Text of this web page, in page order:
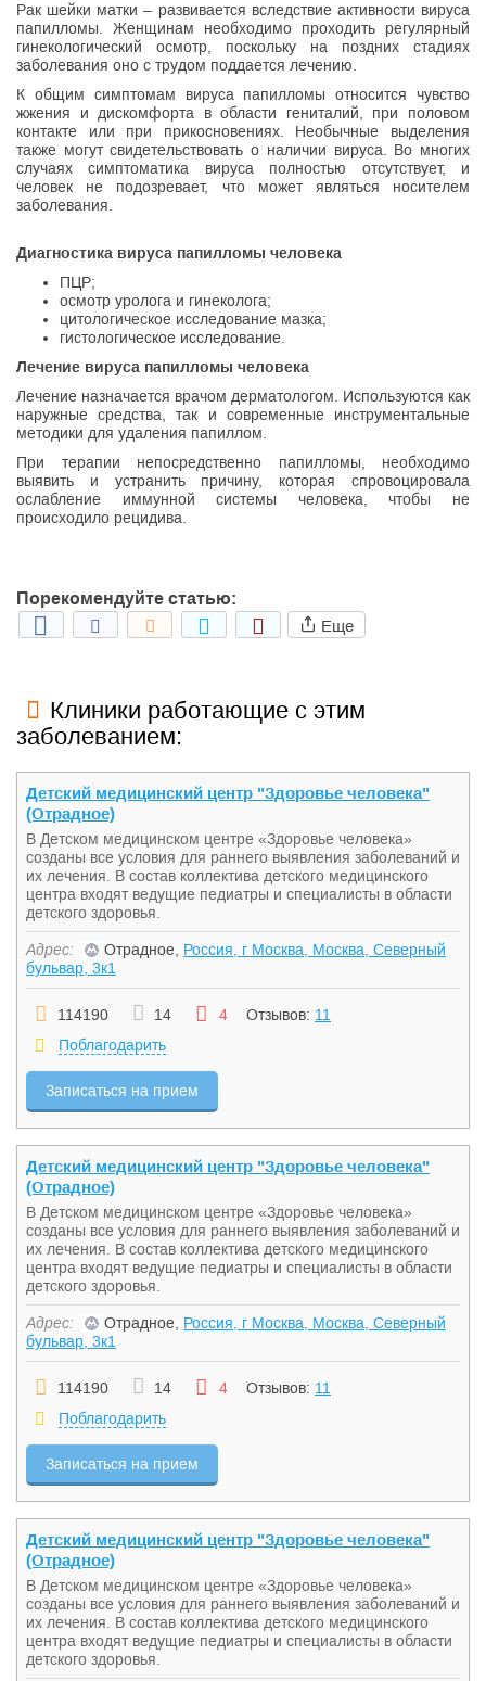
Рак шейки матки – развивается вследствие активности вируса
папилломы. Женщинам необходимо проходить регулярный
гинекологический осмотр, поскольку на поздних стадиях
заболевания оно с трудом поддается лечению.
К общим симптомам вируса папилломы относится чувство
жжения и дискомфорта в области гениталий, при половом
контакте или при прикосновениях. Необычные выделения
также могут свидетельствовать о наличии вируса. Во многих
случаях симптоматика вируса полностью отсутствует, и
человек не подозревает, что может являться носителем
заболевания.
Диагностика вируса папилломы человека
ПЦР;
осмотр уролога и гинеколога;
цитологическое исследование мазка;
гистологическое исследование.
Лечение вируса папилломы человека
Лечение назначается врачом дерматологом. Используются как
наружные средства, так и современные инструментальные
методики для удаления папиллом.
При терапии непосредственно папилломы, необходимо
выявить и устранить причину, которая спровоцировала
ослабление иммунной системы человека, чтобы не
происходило рецидива.
Порекомендуйте статью:
Еще
Клиники работающие с этим
заболеванием:
Детский медицинский центр "Здоровье человека"
(Отрадное)
В Детском медицинском центре «Здоровье человека»
созданы все условия для раннего выявления заболеваний и
их лечения. В состав коллектива детского медицинского
центра входят ведущие педиатры и специалисты в области
детского здоровья.
Адрес: Отрадное, Россия, г Москва, Москва, Северный
бульвар, 3к1
114190 14 4 Отзывов: 11
Поблагодарить
Записаться на прием
Детский медицинский центр "Здоровье человека"
(Отрадное)
В Детском медицинском центре «Здоровье человека»
созданы все условия для раннего выявления заболеваний и
их лечения. В состав коллектива детского медицинского
центра входят ведущие педиатры и специалисты в области
детского здоровья.
Адрес: Отрадное, Россия, г Москва, Москва, Северный
бульвар, 3к1
114190 14 4 Отзывов: 11
Поблагодарить
Записаться на прием
Детский медицинский центр "Здоровье человека"
(Отрадное)
В Детском медицинском центре «Здоровье человека»
созданы все условия для раннего выявления заболеваний и
их лечения. В состав коллектива детского медицинского
центра входят ведущие педиатры и специалисты в области
детского здоровья.